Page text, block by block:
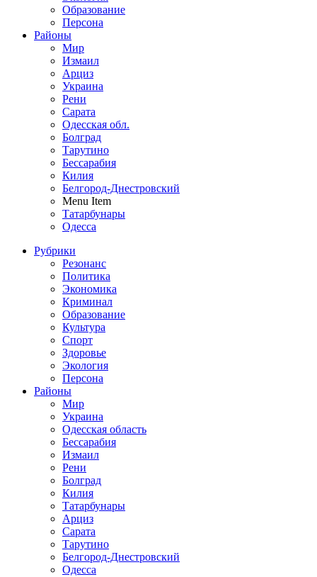
Образование
Персона
Районы
Мир
Измаил
Арциз
Украина
Рени
Сарата
Одесская обл.
Болград
Тарутино
Бессарабия
Килия
Белгород-Днестровский
Menu Item
Татарбунары
Одесса
Рубрики
Резонанс
Политика
Экономика
Криминал
Образование
Культура
Спорт
Здоровье
Экология
Персона
Районы
Мир
Украина
Одесская область
Бессарабия
Измаил
Рени
Болград
Килия
Татарбунары
Арциз
Сарата
Тарутино
Белгород-Днестровский
Одесса